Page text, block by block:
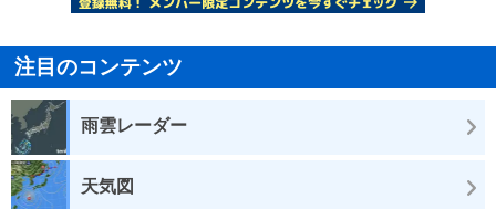
注目のコンテンツ
雨雲レーダー
天気図